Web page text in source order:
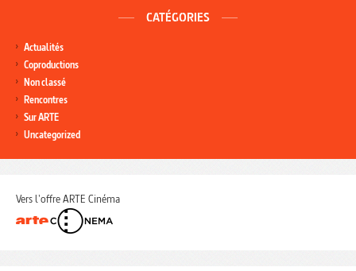
CATÉGORIES
Actualités
Coproductions
Non classé
Rencontres
Sur ARTE
Uncategorized
Vers l'offre ARTE Cinéma